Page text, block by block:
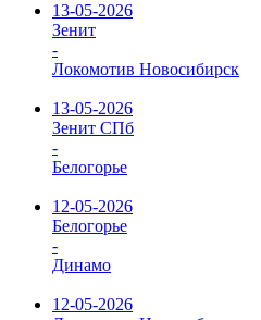
13-05-2026
Зенит
-
Локомотив Новосибирск
13-05-2026
Зенит СПб
-
Белогорье
12-05-2026
Белогорье
-
Динамо
12-05-2026